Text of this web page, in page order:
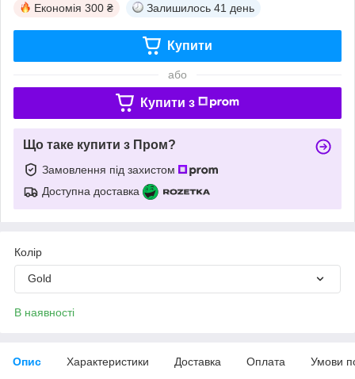
Економія 300 ₴ Залишилось 41 день
Купити
або
Купити з
Що таке купити з Пром?
Замовлення під захистом
Доступна доставка
Колір
Gold
В наявності
Опис Характеристики Доставка Оплата Умови